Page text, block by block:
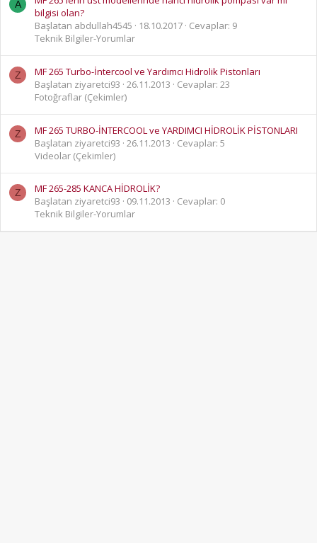
A
bilgisi olan?
Başlatan abdullah4545
18.10.2017 Cevaplar: 9
Teknik Bilgiler-Yorumlar
Z
MF 265 Turbo-İntercool ve Yardımcı Hidrolik Pistonları
Başlatan ziyaretci93 26.11.2013
Cevaplar: 23
Fotoğraflar (Çekimler)
Z
MF 265 TURBO-İNTERCOOL ve YARDIMCI HİDROLİK PİSTONLARI
Başlatan ziyaretci93
26.11.2013
Cevaplar: 5
Videolar (Çekimler)
Z
MF 265-285 KANCA HİDROLİK?
Başlatan ziyaretci93
09.11.2013
Cevaplar: 0
Teknik Bilgiler-Yorumlar